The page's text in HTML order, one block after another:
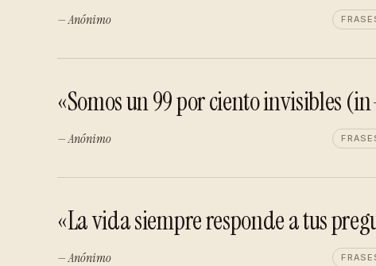
— Anónimo
«Somos un 99 por ciento invisibles
— Anónimo
«La vida siempre responde a tus
— Anónimo